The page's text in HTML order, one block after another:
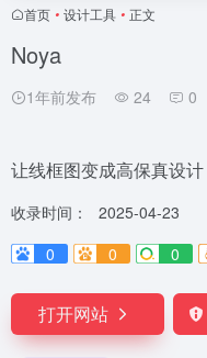
首页 • 设计工具 • 正文
Noya
1年前发布 24 0
让线框图变成高保真设计
收录时间：
2025-04-23
0
0 0
打开网站